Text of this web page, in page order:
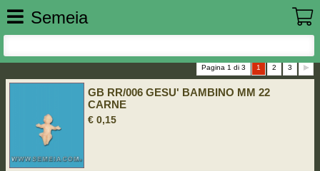
Semeia
Pagina 1 di 3 1 2 3
GB RR/006 GESU' BAMBINO MM 22
CARNE
€ 0,15